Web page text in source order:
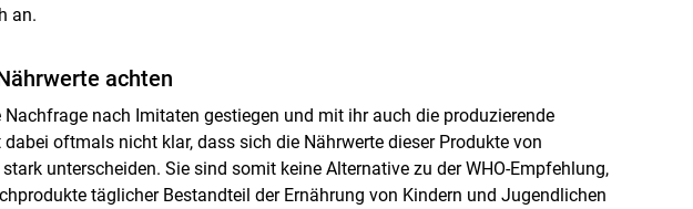
an.
achten
nach Imitaten gestiegen und mit ihr auch die produzierende
oftmals nicht klar, dass sich die Nährwerte dieser Produkte von
unterscheiden. Sie sind somit keine Alternative zu der WHO-Empfehlung,
täglicher Bestandteil der Ernährung von Kindern und Jugendlichen